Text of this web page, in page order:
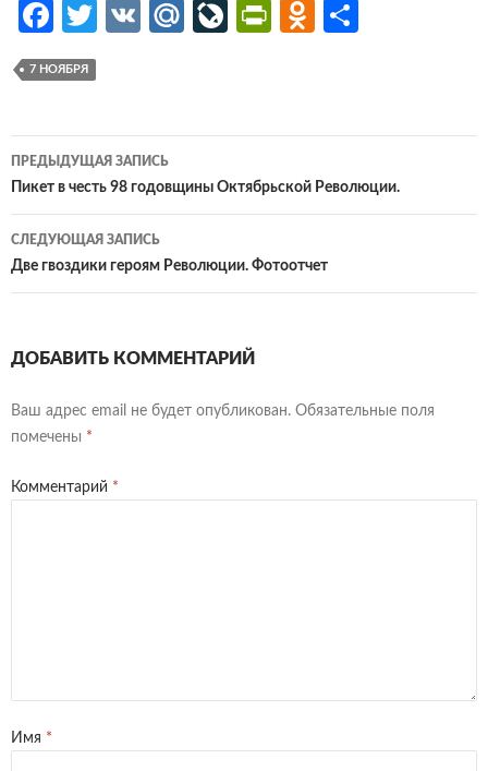
Fa
ce
b
o
k
T
V
M
Li
n
al
Pr
n
dl
y
O
as
sn
iki
и
ть
7 НОЯБРЯ
Навигация
по
записям
ПРЕДЫДУЩАЯ ЗАПИСЬ
Пикет в честь 98 годовщины Октябрьской Революции.
СЛЕДУЮЩАЯ ЗАПИСЬ
Две гвоздики героям Революции. Фотоотчет
ДОБАВИТЬ КОММЕНТАРИЙ
Ваш адрес email не будет опубликован. Обязательные поля
помечены *
Комментарий *
Имя *